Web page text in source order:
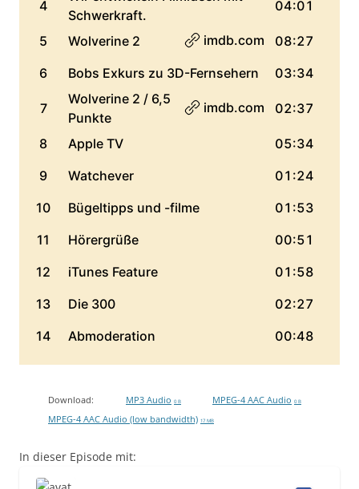
Download: MP3 Audio 0 B MPEG-4 AAC Audio 0 B
MPEG-4 AAC Audio (low bandwidth) 17 MB
In dieser Episode mit: